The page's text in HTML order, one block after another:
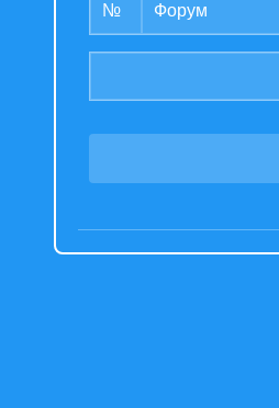
№ Форум